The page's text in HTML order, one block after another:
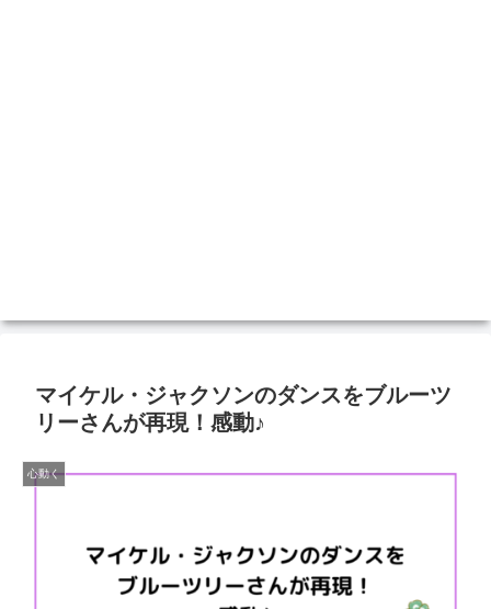
マイケル・ジャクソンのダンスをブルーツ
リーさんが再現！感動♪
心動く